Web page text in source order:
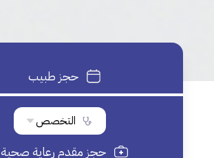
حجز طبيب
التخصص
حجز مقدم رعاية صحية